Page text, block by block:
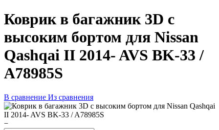
Коврик в багажник 3D с
высоким бортом для Nissan
Qashqai II 2014- AVS BK-33 /
A78985S
В сравнение Из сравнения
−